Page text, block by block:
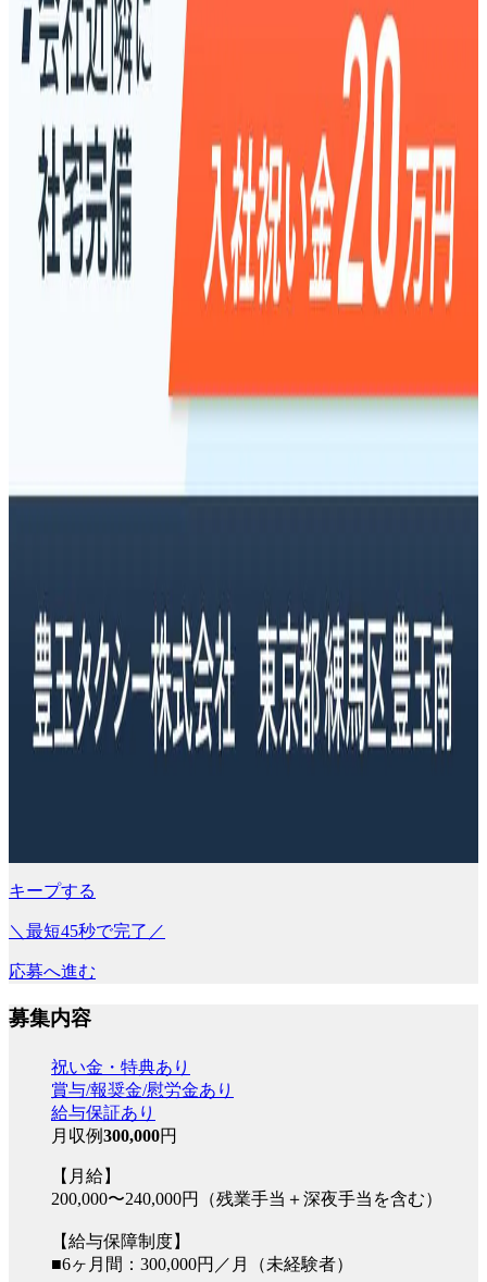
キープする
＼最短45秒で完了／
応募へ進む
募集内容
祝い金・特典あり
賞与/報奨金/慰労金あり
給与保証あり
月収例300,000円
【月給】
200,000〜240,000円（残業手当＋深夜手当を含む）
【給与保障制度】
■6ヶ月間：300,000円／月（未経験者）